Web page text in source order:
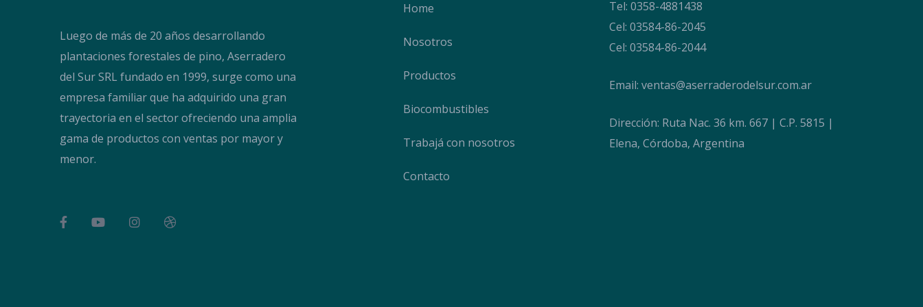
Luego de más de 20 años desarrollando
plantaciones forestales de pino, Aserradero
del Sur SRL fundado en 1999, surge como una
empresa familiar que ha adquirido una gran
trayectoria en el sector ofreciendo una amplia
gama de productos con ventas por mayor y
menor.
Home
Nosotros
Productos
Biocombustibles
Trabajá con nosotros
Contacto
Tel: 0358-4881438
Cel: 03584-86-2045
Cel: 03584-86-2044
Email: ventas@aserraderodelsur.com.ar
Dirección: Ruta Nac. 36 km. 667 | C.P. 5815 |
Elena, Córdoba, Argentina